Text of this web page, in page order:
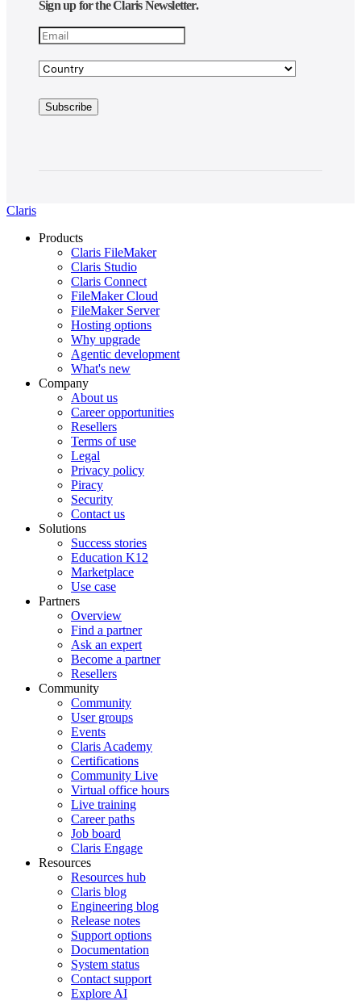
Sign up for the Claris Newsletter.
Claris
Products
Claris FileMaker
Claris Studio
Claris Connect
FileMaker Cloud
FileMaker Server
Hosting options
Why upgrade
Agentic development
What's new
Company
About us
Career opportunities
Resellers
Terms of use
Legal
Privacy policy
Piracy
Security
Contact us
Solutions
Success stories
Education K12
Marketplace
Use case
Partners
Overview
Find a partner
Ask an expert
Become a partner
Resellers
Community
Community
User groups
Events
Claris Academy
Certifications
Community Live
Virtual office hours
Live training
Career paths
Job board
Claris Engage
Resources
Resources hub
Claris blog
Engineering blog
Release notes
Support options
Documentation
System status
Contact support
Explore AI